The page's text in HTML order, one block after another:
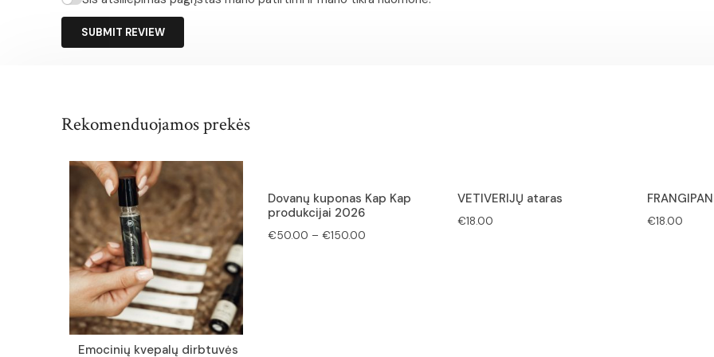
SUBMIT REVIEW
Rekomenduojamos prekės
Emocinių kvepalų dirbtuvės
Dovanų kuponas Kap Kap
produkcijai 2026
€50.00 – €150.00Price
VETIVERIJŲ ataras
€18.00 €18.00